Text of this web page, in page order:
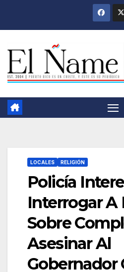
LOCALES RELIGIÓN
Policía
Interrogar A
Sobre
Asesinar Al
Gobernador